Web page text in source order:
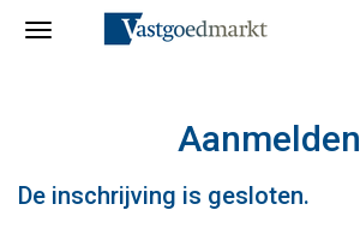
Aanmelden
De inschrijving is gesloten.